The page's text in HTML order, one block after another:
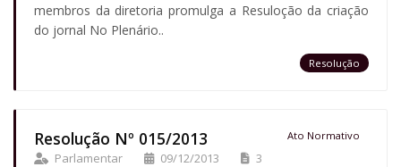
membros da diretoria promulga a Resuloção da criação
do jornal No Plenário..
Resolução
Resolução Nº 015/2013 Ato Normativo
Parlamentar 09/12/2013 3